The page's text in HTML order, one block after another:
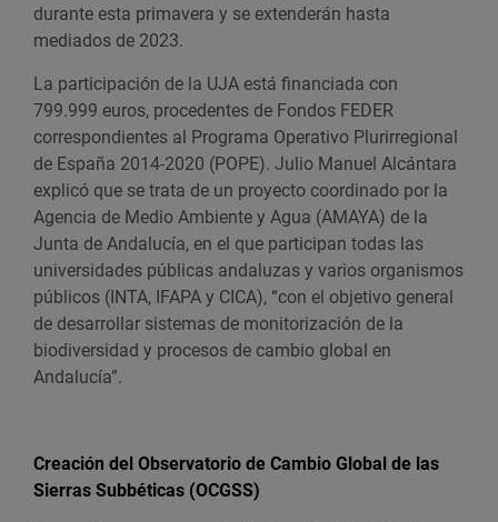
durante esta primavera y se extenderán hasta
mediados de 2023.
La participación de la UJA está financiada con
799.999 euros, procedentes de Fondos FEDER
correspondientes al Programa Operativo Plurirregional
de España 2014-2020 (POPE). Julio Manuel Alcántara
explicó que se trata de un proyecto coordinado por la
Agencia de Medio Ambiente y Agua (AMAYA) de la
Junta de Andalucía, en el que participan todas las
universidades públicas andaluzas y varios organismos
públicos (INTA, IFAPA y CICA), “con el objetivo general
de desarrollar sistemas de monitorización de la
biodiversidad y procesos de cambio global en
Andalucía”.
Creación del Observatorio de Cambio Global de las
Sierras Subbéticas (OCGSS)